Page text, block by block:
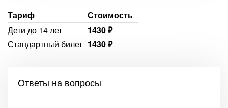
Тариф
Стоимость
Дети до 14 лет
1430 ₽
Стандартный билет 1430 ₽
Ответы на вопросы